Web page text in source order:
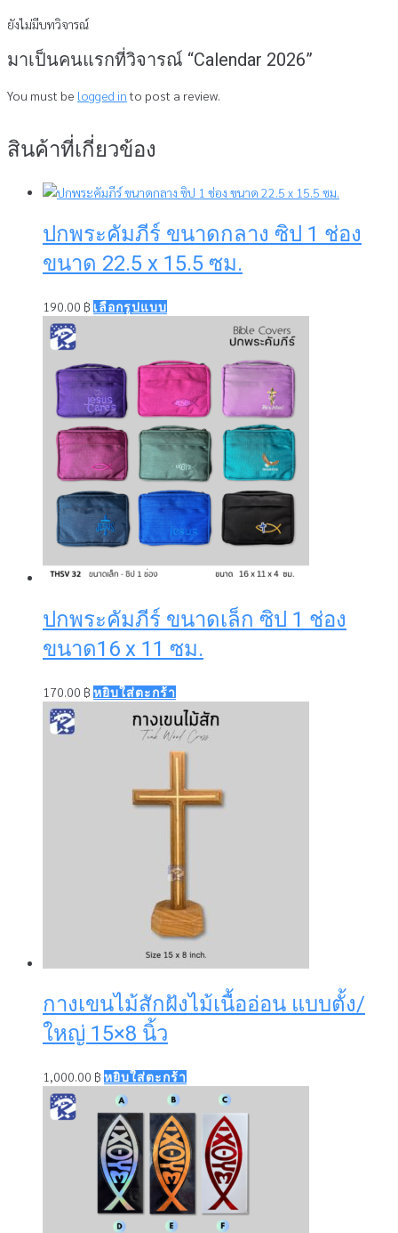
ยังไม่มีบทวิจารณ์
มาเป็นคนแรกที่วิจารณ์ “Calendar 2026”
You must be logged into post a review.
สินค้าที่เกี่ยวข้อง
ปกพระคัมภีร์ ขนาดกลาง ซิป 1 ช่อง
ขนาด 22.5 x 15.5 ซม.
190.00 ฿ เลือกรูปแบบThis
multiple
variants.
The
options
may
be
chosen
on
product
ปกพระคัมภีร์ ขนาดเล็ก ซิป 1 ช่อง
ขนาด16 x 11 ซม.
170.00 ฿ หยิบใส่ตะกร้า
กางเขนไม้สักฝังไม้เนื้ออ่อน แบบตั้ง/
ใหญ่ 15×8 นิ้ว
1,000.00 ฿ หยิบใส่ตะกร้า